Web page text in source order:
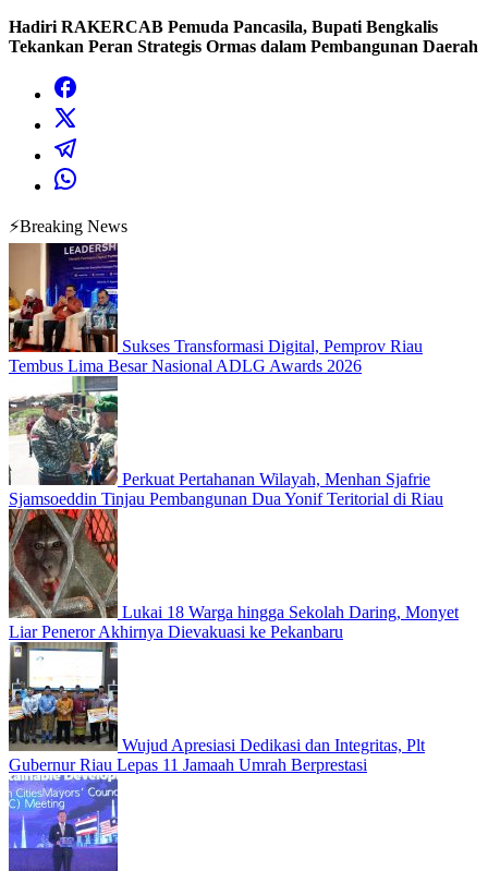
Hadiri RAKERCAB Pemuda Pancasila, Bupati Bengkalis
Tekankan Peran Strategis Ormas dalam Pembangunan Daerah
⚡Breaking News
Sukses Transformasi Digital, Pemprov Riau
Tembus Lima Besar Nasional ADLG Awards 2026
Perkuat Pertahanan Wilayah, Menhan Sjafrie
Sjamsoeddin Tinjau Pembangunan Dua Yonif Teritorial di Riau
Lukai 18 Warga hingga Sekolah Daring, Monyet
Liar Peneror Akhirnya Dievakuasi ke Pekanbaru
Wujud Apresiasi Dedikasi dan Integritas, Plt
Gubernur Riau Lepas 11 Jamaah Umrah Berprestasi